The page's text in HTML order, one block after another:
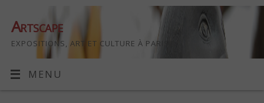
Artscape
EXPOSITIONS, ART ET CULTURE À PARIS
MENU